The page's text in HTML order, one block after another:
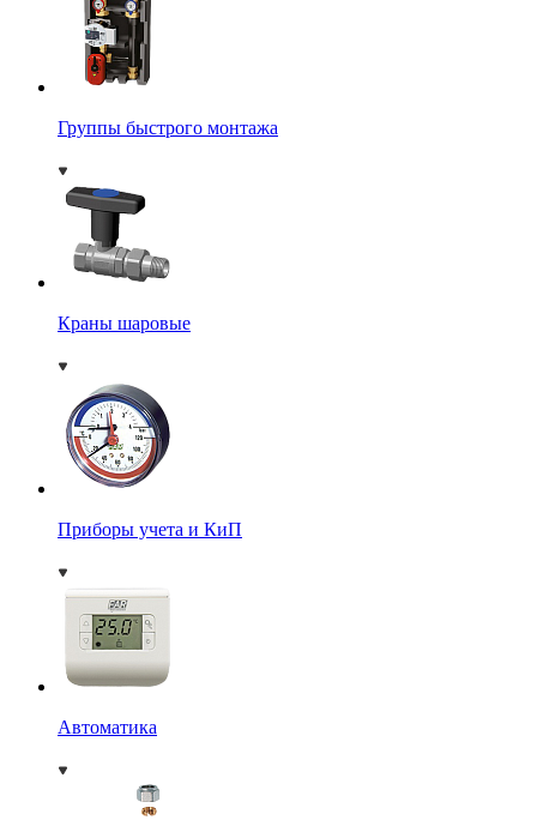
Группы быстрого монтажа
Краны шаровые
Приборы учета и КиП
Автоматика